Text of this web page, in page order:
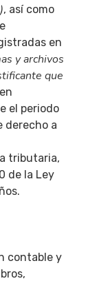
, así como
en
y archivos
que
el periodo
derecho a
tributaria,
de la Ley
contable y